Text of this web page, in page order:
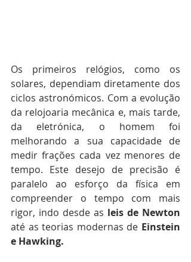
Os primeiros relógios, como os
solares, dependiam diretamente dos
ciclos astronómicos. Com a evolução
da relojoaria mecânica e, mais tarde,
da eletrónica, o homem foi
melhorando a sua capacidade de
medir frações cada vez menores de
tempo. Este desejo de precisão é
paralelo ao esforço da física em
compreender o tempo com mais
rigor, indo desde as leis de Newton
até as teorias modernas de Einstein
e Hawking.